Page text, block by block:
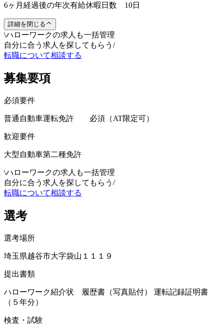
6ヶ月経過後の年次有給休暇日数 10日
詳細を閉じる
\ハローワークの求人も一括管理
自分に合う求人を探してもらう /
転職について相談する
募集要項
必須要件
普通自動車運転免許 必須（AT限定可）
歓迎要件
大型自動車第二種免許
\ハローワークの求人も一括管理
自分に合う求人を探してもらう /
転職について相談する
選考
選考場所
埼玉県越谷市大字袋山１１１９
提出書類
ハローワーク紹介状 履歴書（写真貼付） 運転記録証明書
（５年分）
検査・試験